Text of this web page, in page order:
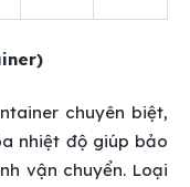
chuyên biệt,
nhiệt độ giúp bảo
vận chuyển. Loại